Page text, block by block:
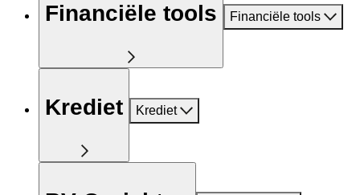
Financiële tools Financiële tools
Krediet Krediet